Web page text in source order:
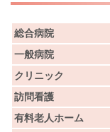
総合病院
一般病院
クリニック
訪問看護
有料老人ホーム